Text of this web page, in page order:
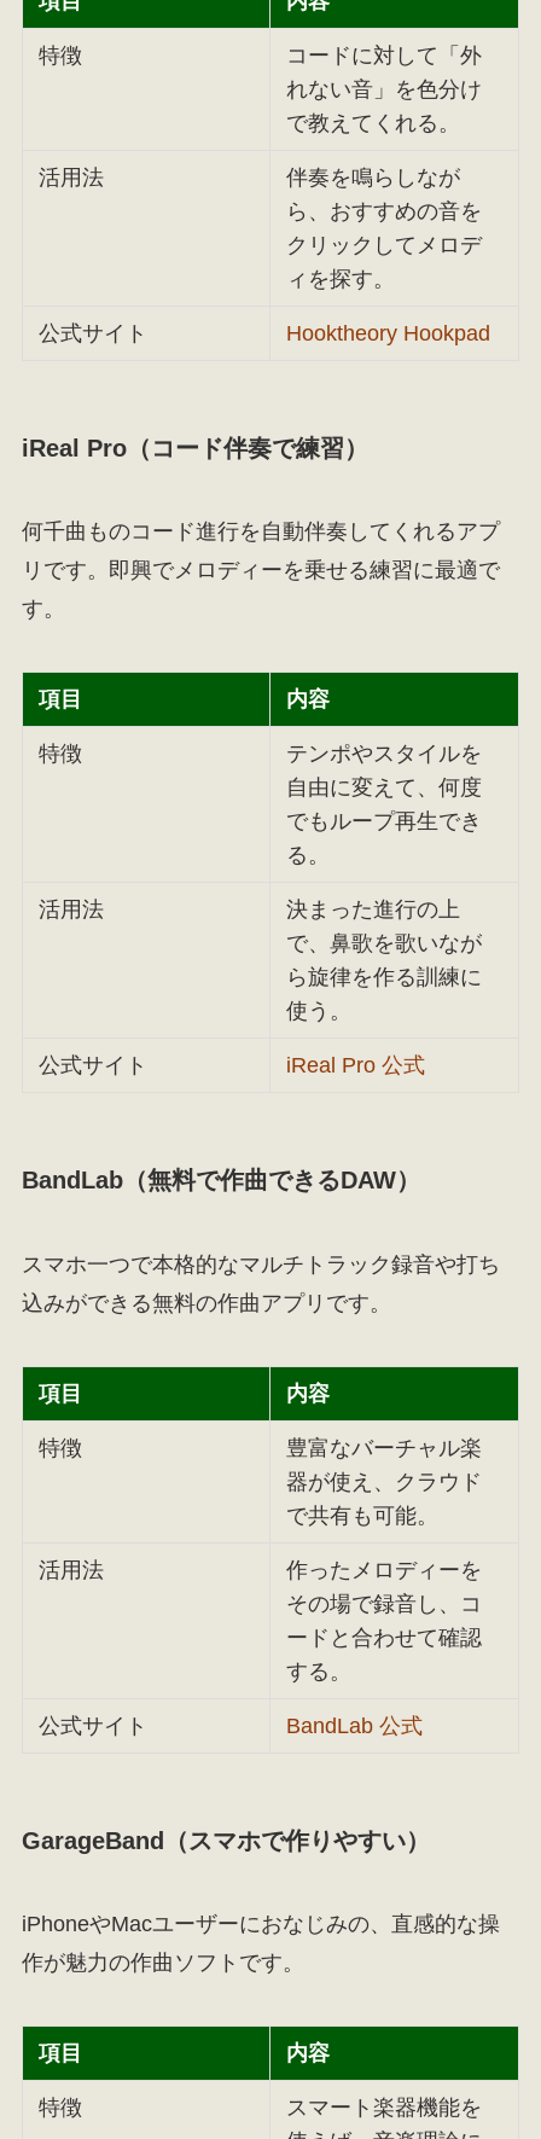
特徴
コードに対して「外
れない音」を色分け
で教えてくれる。
活用法
伴奏を鳴らしなが
ら、おすすめの音を
クリックしてメロデ
ィを探す。
公式サイト Hooktheory Hookpad
iReal Pro（コード伴奏で練習）
何千曲ものコード進行を自動伴奏してくれるアプ
リです。即興でメロディーを乗せる練習に最適で
す。
項目 内容
特徴
テンポやスタイルを
自由に変えて、何度
でもループ再生でき
る。
活用法
決まった進行の上
で、鼻歌を歌いなが
ら旋律を作る訓練に
使う。
公式サイト iReal Pro 公式
BandLab（無料で作曲できるDAW）
スマホ一つで本格的なマルチトラック録音や打ち
込みができる無料の作曲アプリです。
項目 内容
特徴
豊富なバーチャル楽
器が使え、クラウド
で共有も可能。
活用法
作ったメロディーを
その場で録音し、コ
ードと合わせて確認
する。
公式サイト BandLab 公式
GarageBand（スマホで作りやすい）
iPhoneやMacユーザーにおなじみの、直感的な操
作が魅力の作曲ソフトです。
項目 内容
特徴
スマート楽器機能を